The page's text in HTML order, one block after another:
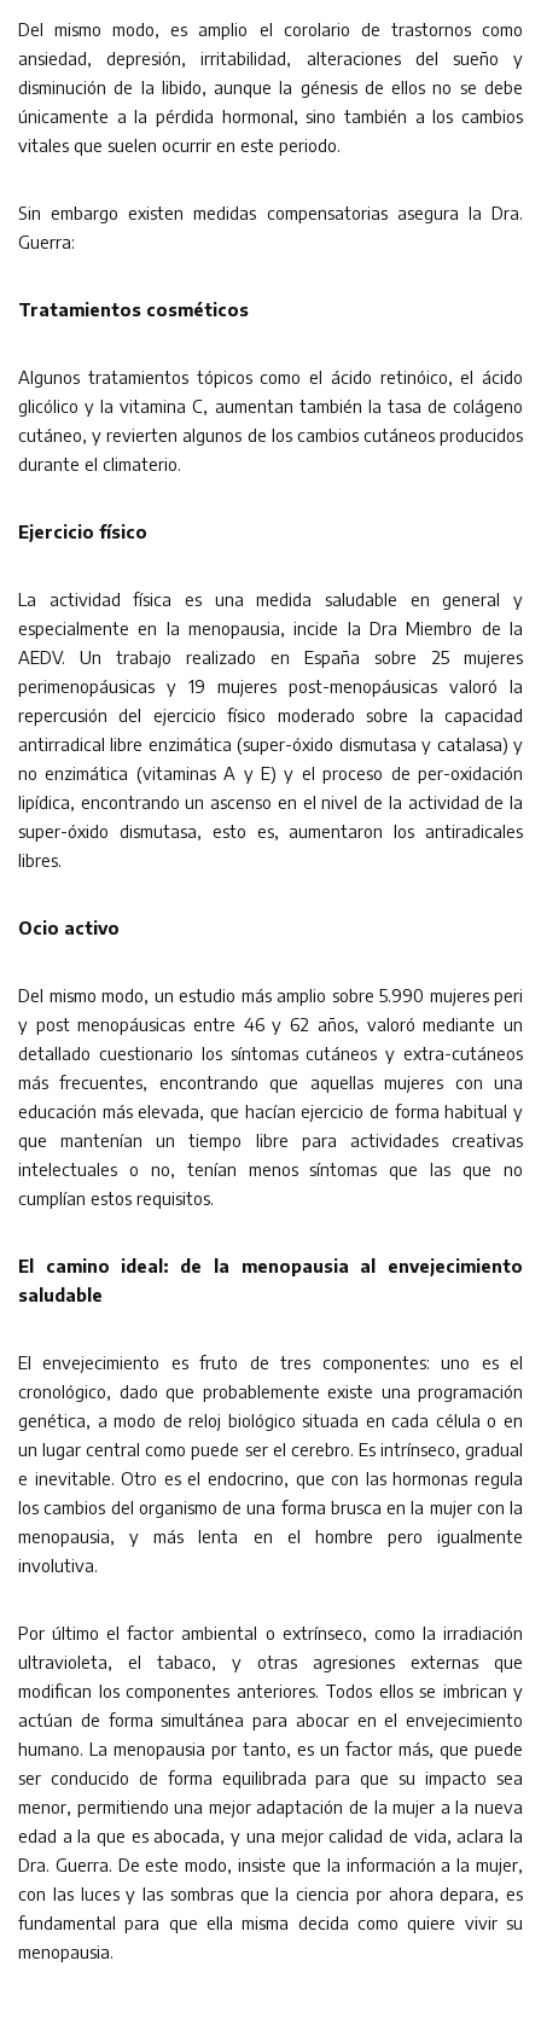
Del mismo modo, es amplio el corolario de trastornos como
ansiedad, depresión, irritabilidad, alteraciones del sueño y
disminución de la libido, aunque la génesis de ellos no se debe
únicamente a la pérdida hormonal, sino también a los cambios
vitales que suelen ocurrir en este periodo.
Sin embargo existen medidas compensatorias asegura la Dra.
Guerra:
Tratamientos cosméticos
Algunos tratamientos tópicos como el ácido retinóico, el ácido
glicólico y la vitamina C, aumentan también la tasa de colágeno
cutáneo, y revierten algunos de los cambios cutáneos producidos
durante el climaterio.
Ejercicio físico
La actividad física es una medida saludable en general y
especialmente en la menopausia, incide la Dra Miembro de la
AEDV. Un trabajo realizado en España sobre 25 mujeres
perimenopáusicas y 19 mujeres post-menopáusicas valoró la
repercusión del ejercicio físico moderado sobre la capacidad
antirradical libre enzimática (super-óxido dismutasa y catalasa) y
no enzimática (vitaminas A y E) y el proceso de per-oxidación
lipídica, encontrando un ascenso en el nivel de la actividad de la
super-óxido dismutasa, esto es, aumentaron los antiradicales
libres.
Ocio activo
Del mismo modo, un estudio más amplio sobre 5.990 mujeres peri
y post menopáusicas entre 46 y 62 años, valoró mediante un
detallado cuestionario los síntomas cutáneos y extra-cutáneos
más frecuentes, encontrando que aquellas mujeres con una
educación más elevada, que hacían ejercicio de forma habitual y
que mantenían un tiempo libre para actividades creativas
intelectuales o no, tenían menos síntomas que las que no
cumplían estos requisitos.
El camino ideal: de la menopausia al envejecimiento
saludable
El envejecimiento es fruto de tres componentes: uno es el
cronológico, dado que probablemente existe una programación
genética, a modo de reloj biológico situada en cada célula o en
un lugar central como puede ser el cerebro. Es intrínseco, gradual
e inevitable. Otro es el endocrino, que con las hormonas regula
los cambios del organismo de una forma brusca en la mujer con la
menopausia, y más lenta en el hombre pero igualmente
involutiva.
Por último el factor ambiental o extrínseco, como la irradiación
ultravioleta, el tabaco, y otras agresiones externas que
modifican los componentes anteriores. Todos ellos se imbrican y
actúan de forma simultánea para abocar en el envejecimiento
humano. La menopausia por tanto, es un factor más, que puede
ser conducido de forma equilibrada para que su impacto sea
menor, permitiendo una mejor adaptación de la mujer a la nueva
edad a la que es abocada, y una mejor calidad de vida, aclara la
Dra. Guerra. De este modo, insiste que la información a la mujer,
con las luces y las sombras que la ciencia por ahora depara, es
fundamental para que ella misma decida como quiere vivir su
menopausia.